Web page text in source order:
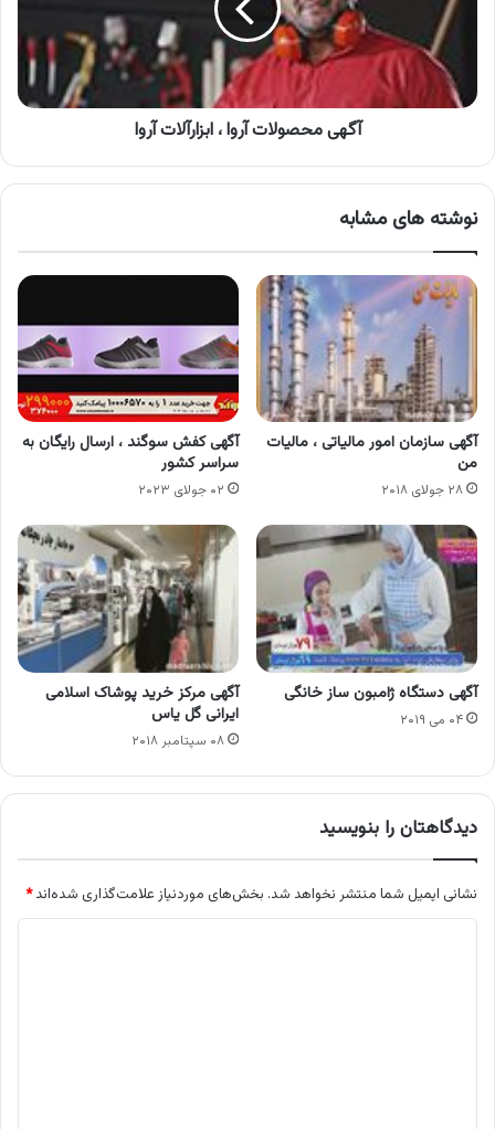
ابزارآلات
آگهی محصولات آروا ، ابزارآلات آروا
نوشته های مشابه
آگهی سازمان امور مالیاتی ، مالیات
من
۲۸ جولای ۲۰۱۸
آگهی کفش سوگند ، ارسال رایگان به
سراسر کشور
۰۲ جولای ۲۰۲۳
آگهی دستگاه ژامبون ساز خانگی
۰۴ می ۲۰۱۹
آگهی مرکز خرید پوشاک اسلامی
ایرانی گل یاس
۰۸ سپتامبر ۲۰۱۸
دیدگاهتان را بنویسید
نشانی ایمیل شما منتشر نخواهد شد. بخش‌های موردنیاز علامت‌گذاری شده‌اند*